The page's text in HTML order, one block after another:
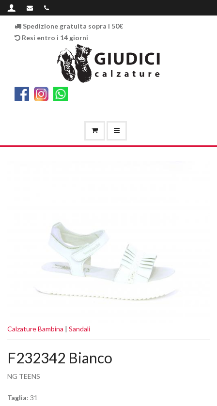
Spedizione gratuita sopra i 50€
Resi entro i 14 giorni
Calzature Bambina | Sandali
F232342 Bianco
NG TEENS
Taglia: 31